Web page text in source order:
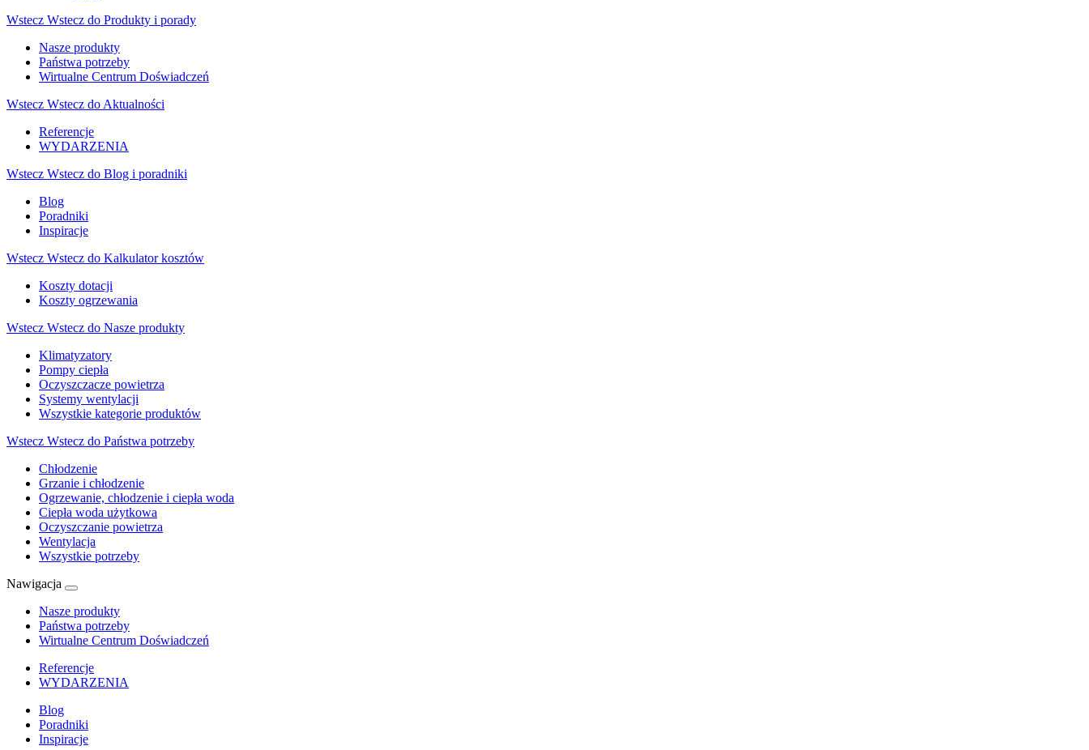
Wstecz Wstecz do Produkty i porady
Nasze produkty
Państwa potrzeby
Wirtualne Centrum Doświadczeń
Wstecz Wstecz do Aktualności
Referencje
WYDARZENIA
Wstecz Wstecz do Blog i poradniki
Blog
Poradniki
Inspiracje
Wstecz Wstecz do Kalkulator kosztów
Koszty dotacji
Koszty ogrzewania
Wstecz Wstecz do Nasze produkty
Klimatyzatory
Pompy ciepła
Oczyszczacze powietrza
Systemy wentylacji
Wszystkie kategorie produktów
Wstecz Wstecz do Państwa potrzeby
Chłodzenie
Grzanie i chłodzenie
Ogrzewanie, chłodzenie i ciepła woda
Ciepła woda użytkowa
Oczyszczanie powietrza
Wentylacja
Wszystkie potrzeby
Nawigacja
Nasze produkty
Państwa potrzeby
Wirtualne Centrum Doświadczeń
Referencje
WYDARZENIA
Blog
Poradniki
Inspiracje